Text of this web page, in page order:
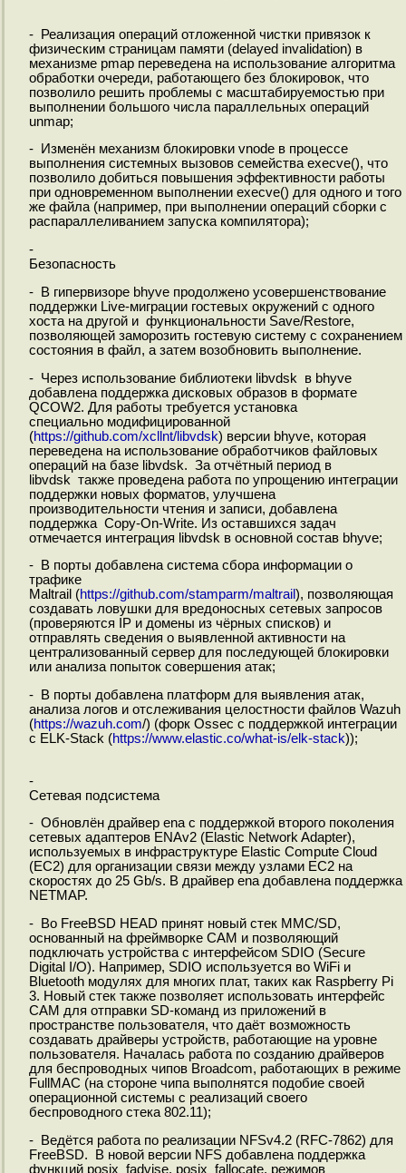
- Реализация операций отложенной чистки привязок к
физическим страницам памяти (delayed invalidation) в
механизме pmap переведена на использование алгоритма
обработки очереди, работающего без блокировок, что
позволило решить проблемы с масштабируемостью при
выполнении большого числа параллельных операций
unmap;
- Изменён механизм блокировки vnode в процессе
выполнения системных вызовов семейства execve(), что
позволило добиться повышения эффективности работы
при одновременном выполнении execve() для одного и того
же файла (например, при выполнении операций сборки с
распараллеливанием запуска компилятора);
-
Безопасность
- В гипервизоре bhyve продолжено усовершенствование
поддержки Live-миграции гостевых окружений с одного
хоста на другой и функциональности Save/Restore,
позволяющей заморозить гостевую систему с сохранением
состояния в файл, а затем возобновить выполнение.
- Через использование библиотеки libvdsk в bhyve
добавлена поддержка дисковых образов в формате
QCOW2. Для работы требуется установка
специально модифицированной
(https://github.com/xcllnt/libvdsk) версии bhyve, которая
переведена на использование обработчиков файловых
операций на базе libvdsk. За отчётный период в
libvdsk также проведена работа по упрощению интеграции
поддержки новых форматов, улучшена
производительности чтения и записи, добавлена
поддержка Copy-On-Write. Из оставшихся задач
отмечается интеграция libvdsk в основной состав bhyve;
- В порты добавлена система сбора информации о
трафике
Maltrail (https://github.com/stamparm/maltrail), позволяющая
создавать ловушки для вредоносных сетевых запросов
(проверяются IP и домены из чёрных списков) и
отправлять сведения о выявленной активности на
централизованный сервер для последующей блокировки
или анализа попыток совершения атак;
- В порты добавлена платформ для выявления атак,
анализа логов и отслеживания целостности файлов Wazuh
(https://wazuh.com/) (форк Ossec с поддержкой интеграции
с ELK-Stack (https://www.elastic.co/what-is/elk-stack));
-
Сетевая подсистема
- Обновлён драйвер ena с поддержкой второго поколения
сетевых адаптеров ENAv2 (Elastic Network Adapter),
используемых в инфраструктуре Elastic Compute Cloud
(EC2) для организации связи между узлами EC2 на
скоростях до 25 Gb/s. В драйвер ena добавлена поддержка
NETMAP.
- Во FreeBSD HEAD принят новый стек MMC/SD,
основанный на фреймворке CAM и позволяющий
подключать устройства с интерфейсом SDIO (Secure
Digital I/O). Например, SDIO используется во WiFi и
Bluetooth модулях для многих плат, таких как Raspberry Pi
3. Новый стек также позволяет использовать интерфейс
CAM для отправки SD-команд из приложений в
пространстве пользователя, что даёт возможность
создавать драйверы устройств, работающие на уровне
пользователя. Началась работа по созданию драйверов
для беспроводных чипов Broadcom, работающих в режиме
FullMAC (на стороне чипа выполнятся подобие своей
операционной системы с реализаций своего
беспроводного стека 802.11);
- Ведётся работа по реализации NFSv4.2 (RFC-7862) для
FreeBSD. В новой версии NFS добавлена поддержка
функций posix_fadvise, posix_fallocate, режимов